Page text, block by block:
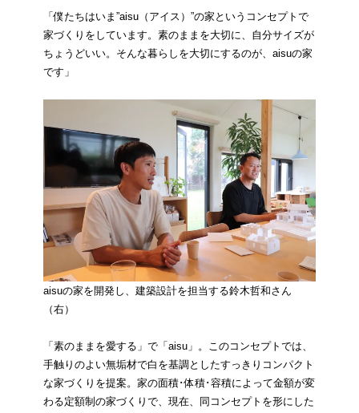
「僕たちはいま”aisu（アイス）”の家というコンセプトで
家づくりをしています。素のままを大切に、自分サイズが
ちょうどいい。そんな暮らしを大切にするのが、aisuの家
です」
aisuの家を開発し、建築設計を担当する鈴木哲和さん
（右）
「素のままを愛する」で「aisu」。このコンセプトでは、
手触りのよい無垢材で白を基調としたすっきりコンパクト
な家づくりを提案。家の面積･体積･容積によって金額が変
わる定額制の家づくりで、現在、同コンセプトを形にした